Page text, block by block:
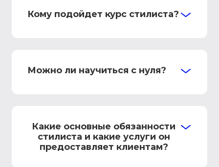
Кому подойдет курс стилиста?
Можно ли научиться с нуля?
Какие основные обязанности
стилиста и какие услуги он
предоставляет клиентам?